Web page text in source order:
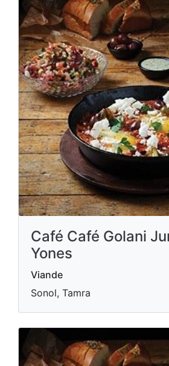
Café Café Golani
Yones
Viande
Sonol, Tamra